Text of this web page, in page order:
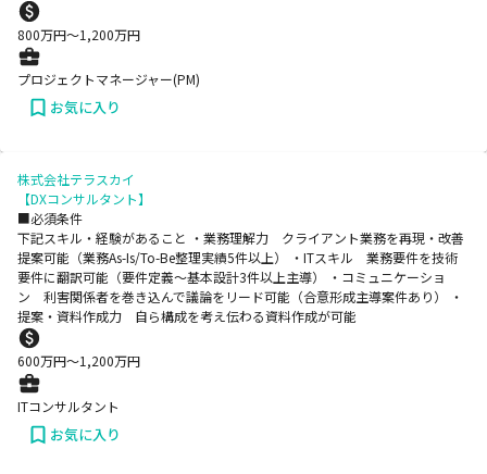
800万円〜1,200万円
プロジェクトマネージャー(PM)
お気に入り
株式会社テラスカイ
【DXコンサルタント】
■必須条件
下記スキル・経験があること ・業務理解力 クライアント業務を再現・改善
提案可能（業務As-Is/To-Be整理実績5件以上） ・ITスキル 業務要件を技術
要件に翻訳可能（要件定義〜基本設計3件以上主導） ・コミュニケーショ
ン 利害関係者を巻き込んで議論をリード可能（合意形成主導案件あり） ・
提案・資料作成力 自ら構成を考え伝わる資料作成が可能
600万円〜1,200万円
ITコンサルタント
お気に入り